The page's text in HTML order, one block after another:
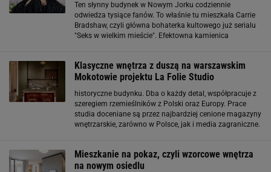
Ten słynny budynek w Nowym Jorku codziennie
odwiedza tysiące fanów. To właśnie tu mieszkała Carrie
Bradshaw, czyli główna bohaterka kultowego już serialu
"Seks w wielkim mieście". Efektowna kamienica
Klasyczne wnętrza z duszą na warszawskim
Mokotowie projektu La Folie Studio
historyczne budynku. Dba o każdy detal, współpracuje z
szeregiem rzemieślników z Polski oraz Europy. Prace
studia doceniane są przez najbardziej cenione magazyny
wnętrzarskie, zarówno w Polsce, jak i media zagraniczne.
Mieszkanie na pokaz, czyli wzorcowe wnętrza
na nowym osiedlu